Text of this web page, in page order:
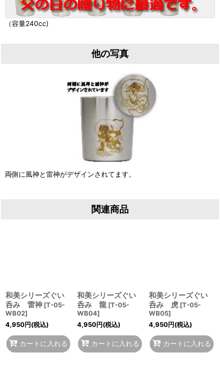
（容量240cc)
他の写真
両側に風神と雷神がデザインされてます。
関連商品
和美シリーズぐい
呑み 雷神 [T-05-
WB02]
4,950円(税込)
カートに入れる
和美シリーズぐい
呑み 龍 [T-05-
WB04]
4,950円(税込)
カートに入れる
和美シリーズぐい
呑み 虎 [T-05-
WB05]
4,950円(税込)
カートに入れる